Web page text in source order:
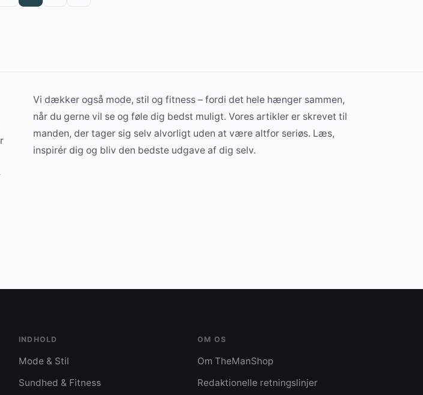
Vi dækker også mode, stil og fitness – fordi det hele hænger sammen,
når du gerne vil se og føle dig bedst muligt. Vores artikler er skrevet til
manden, der tager sig selv alvorligt uden at være altfor seriøs. Læs,
inspirér dig og bliv den bedste udgave af dig selv.
INDHOLD
Mode & Stil
Sundhed & Fitness
OM OS
Om TheManShop
Redaktionelle retningslinjer